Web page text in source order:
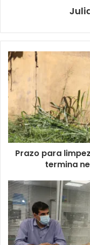
é algo que todos
estou muito contente
importância de que
Covid-19. “Estou
de a vacina ter
emocionada e peço
oportunidade,
acabar com essa
dolorosa”, frisou.
Prazo para
termina